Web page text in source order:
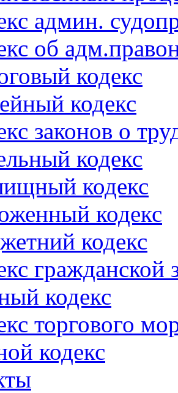
админ.
об
кодекс
кодекс
законов о
кодекс
кодекс
кодекс
кодекс
гражданской
кодекс
торгового
кодекс